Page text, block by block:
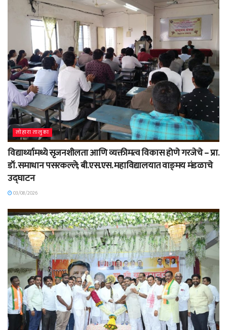
लोहारा तालुका
विद्यार्थ्यामध्ये सृजनशीलता आणि व्यक्तीमत्व विकास होणे गरजेचे – प्रा.
डॉ. समाधान पसरकल्ले; बी.एस.एस. महाविद्यालयात वाङ्‌मय मंडळाचे
उद्घाटन
03/08/2026